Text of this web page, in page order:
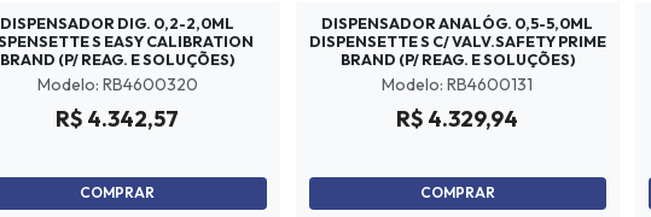
DISPENSADOR DIG. 0,2-2,0ML
S EASY CALIBRATION
BRAND (P/ REAG. E SOLUÇÕES)
Modelo: RB4600320
R$ 4.342,57
COMPRAR
DISPENSADOR ANALÓG. 0,5-5,0ML
DISPENSETTE S C/ VALV.SAFETY PRIME
BRAND (P/ REAG. E SOLUÇÕES)
Modelo: RB4600131
R$ 4.329,94
COMPRAR